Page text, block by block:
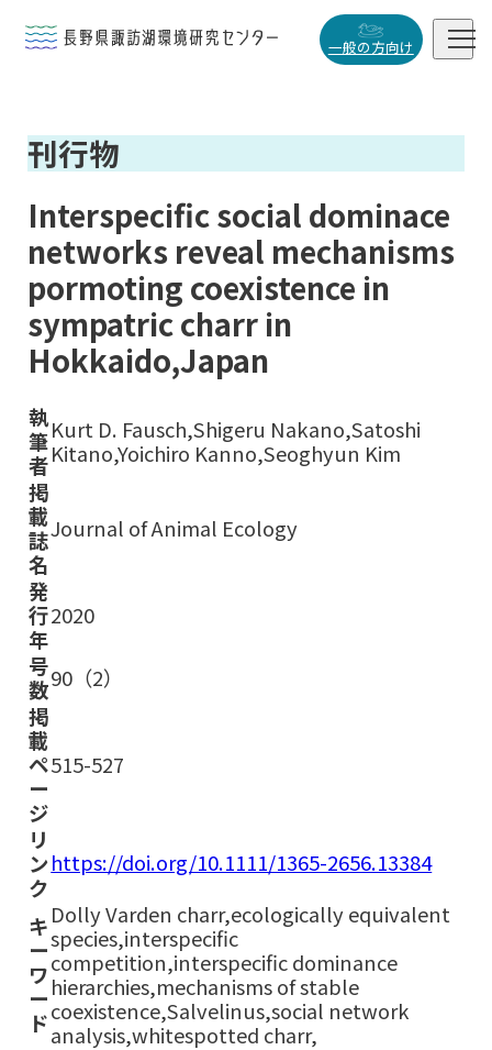
小 中 大


研究活動

データベース

一般の方向け 
刊行物
Interspecific social dominace
networks reveal mechanisms
pormoting coexistence in
sympatric charr in
Hokkaido,Japan
執
筆
者
Kurt D. Fausch,Shigeru Nakano,Satoshi
Kitano,Yoichiro Kanno,Seoghyun Kim
掲
載
誌
名
Journal of Animal Ecology
発
行
年
2020
号
数90（2）
掲
載
ペ
ー
ジ
515-527
リ
ン
ク
https://doi.org/10.1111/1365-2656.13384
キ
ー
ワ
ー
ド
Dolly Varden charr,ecologically equivalent
species,interspecific
competition,interspecific dominance
hierarchies,mechanisms of stable
coexistence,Salvelinus,social network
analysis,whitespotted charr,